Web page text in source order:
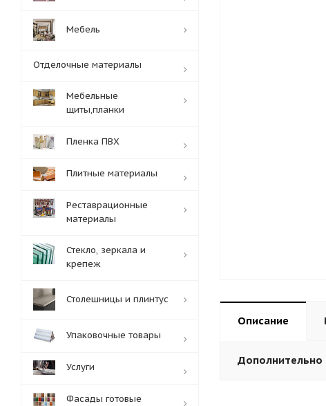
Описание
Дополнительно
Мебель
Отделочные материалы
Мебельные
щиты,планки
Пленка ПВХ
Плитные материалы
Реставрационные
материалы
Стекло, зеркала и
крепеж
Столешницы и плинтус
Упаковочные товары
Услуги
Фасады готовые